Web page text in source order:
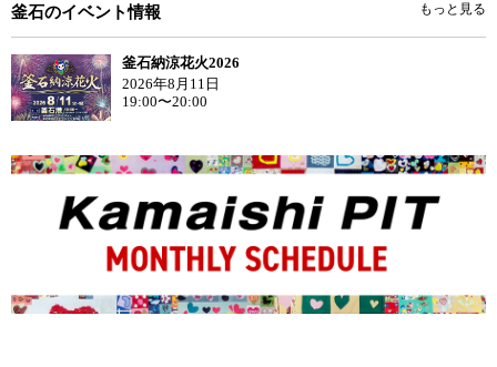
釜石のイベント情報 もっと見る
釜石納涼花火2026
2026年8月11日
19:00〜20:00